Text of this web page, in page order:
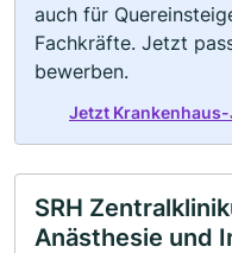
auch für
Fachkräfte. Jetzt
bewerben.
Jetzt
SRH
Anästhesie und